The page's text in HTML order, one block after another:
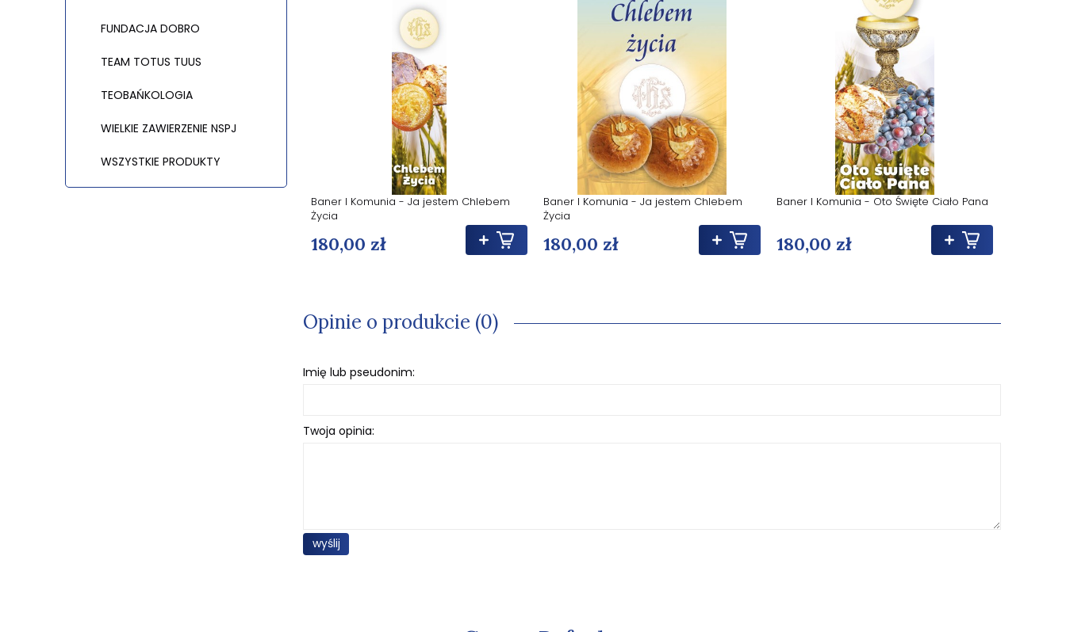
FUNDACJA DOBRO
TEAM TOTUS TUUS
TEOBAŃKOLOGIA
WIELKIE ZAWIERZENIE NSPJ
WSZYSTKIE PRODUKTY
Baner I Komunia - Ja jestem Chlebem
Życia
180,00 zł
Baner I Komunia - Ja jestem Chlebem
Życia
180,00 zł
Baner I Komunia - Oto Święte Ciało Pana
180,00 zł
Opinie o produkcie (0)
Imię lub pseudonim:
Twoja opinia:
wyślij